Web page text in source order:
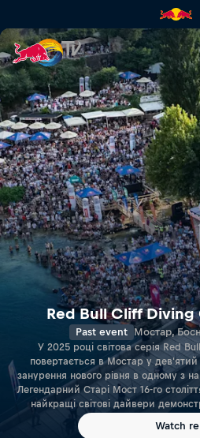
Red Bull Cliff
Red Bull Cliff Diving
Past event Мостар,
У 2025 році світова серія Red
повертається в Мостар у
занурення нового рівня в одному з
Легендарний Старі Мост 16-го
найкращі світові дайвери
безстрашний атлетизм і точність
Неретва.
Watch